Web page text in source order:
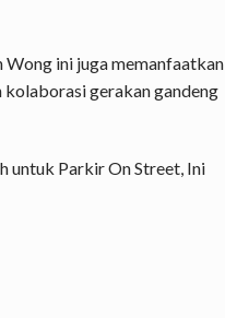
Wong ini juga memanfaatkan
kolaborasi gerakan gandeng
untuk Parkir On Street, Ini